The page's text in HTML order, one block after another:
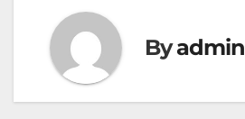
Byadmin